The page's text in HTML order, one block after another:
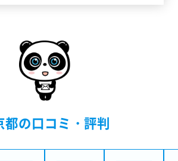
話にてお話をお伺いしたところ、一昨日 浴
都の口コミ・評判